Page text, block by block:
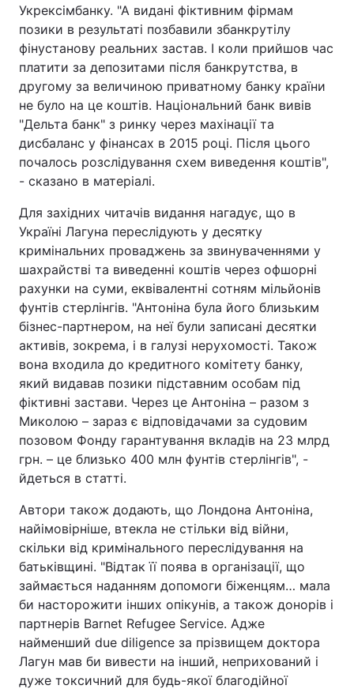
Укрексімбанку. "А видані фіктивним фірмам
позики в результаті позбавили збанкрутілу
фінустанову реальних застав. І коли прийшов час
платити за депозитами після банкрутства, в
другому за величиною приватному банку країни
не було на це коштів. Національний банк вивів
"Дельта банк" з ринку через махінації та
дисбаланс у фінансах в 2015 році. Після цього
почалось розслідування схем виведення коштів",
- сказано в матеріалі.
Для західних читачів видання нагадує, що в
Україні Лагуна переслідують у десятку
кримінальних проваджень за звинуваченнями у
шахрайстві та виведенні коштів через офшорні
рахунки на суми, еквівалентні сотням мільйонів
фунтів стерлінгів. "Антоніна була його близьким
бізнес-партнером, на неї були записані десятки
активів, зокрема, і в галузі нерухомості. Також
вона входила до кредитного комітету банку,
який видавав позики підставним особам під
фіктивні застави. Через це Антоніна – разом з
Миколою – зараз є відповідачами за судовим
позовом Фонду гарантування вкладів на 23 млрд
грн. – це близько 400 млн фунтів стерлінгів", -
йдеться в статті.
Автори також додають, що Лондона Антоніна,
найімовірніше, втекла не стільки від війни,
скільки від кримінального переслідування на
батьківщині. "Відтак її поява в організації, що
займається наданням допомоги біженцям… мала
би насторожити інших опікунів, а також донорів і
партнерів Barnet Refugee Service. Адже
найменший due diligence за прізвищем доктора
Лагун мав би вивести на інший, неприхований і
дуже токсичний для будь-якої благодійної